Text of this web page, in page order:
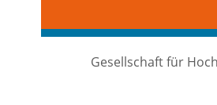
Gesellschaft für